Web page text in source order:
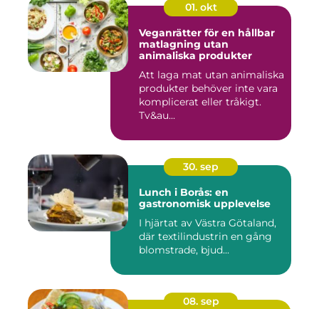
01. okt
Veganrätter för en hållbar
matlagning utan
animaliska produkter
Att laga mat utan animaliska
produkter behöver inte vara
komplicerat eller tråkigt.
Tv&au...
30. sep
Lunch i Borås: en
gastronomisk upplevelse
I hjärtat av Västra Götaland,
där textilindustrin en gång
blomstrade, bjud...
08. sep